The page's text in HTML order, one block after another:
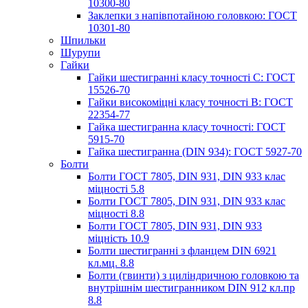
10300-80
Заклепки з напівпотайною головкою: ГОСТ
10301-80
Шпильки
Шурупи
Гайки
Гайки шестигранні класу точності С: ГОСТ
15526-70
Гайки високоміцні класу точності В: ГОСТ
22354-77
Гайка шестигранна класу точності: ГОСТ
5915-70
Гайка шестигранна (DIN 934): ГОСТ 5927-70
Болти
Болти ГОСТ 7805, DIN 931, DIN 933 клас
міцності 5.8
Болти ГОСТ 7805, DIN 931, DIN 933 клас
міцності 8.8
Болти ГОСТ 7805, DIN 931, DIN 933
міцність 10.9
Болти шестигранні з фланцем DIN 6921
кл.мц. 8.8
Болти (гвинти) з циліндричною головкою та
внутрішнім шестигранником DIN 912 кл.пр
8.8